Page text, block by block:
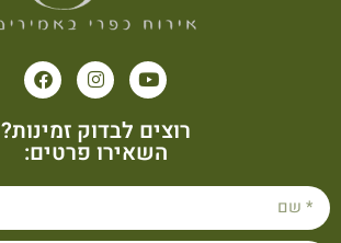
רוצים לבדוק זמינות?
השאירו פרטים: